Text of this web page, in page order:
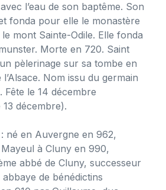
l’eau de son baptême. Son
fonda pour elle le monastère
mont Sainte-Odile. Elle fonda
Morte en 720. Saint
pèlerinage sur sa tombe en
Nom issu du germain
Fête le 14 décembre
décembre).
né en Auvergne en 962,
à Cluny en 990,
abbé de Cluny, successeur
de bénédictins